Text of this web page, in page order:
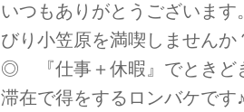
いつもありがとうございま
びり小笠原を満喫しません
◎ 『仕事＋休暇』でとき
滞在で得をするロンバケで